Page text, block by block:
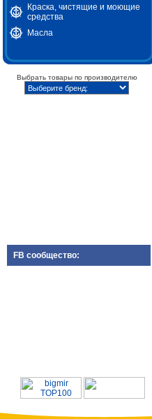
Краска, чистящие и моющие
средства
Масла
Выбрать товары по производителю
FB сообщество: